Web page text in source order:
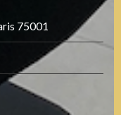
75001